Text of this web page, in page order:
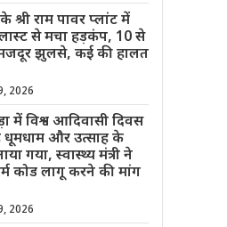
श्री राम पावर प्लांट में
से मचा हड़कंप, 10 से
मजदूर झुलसे, कई की हालत
2026
में विश्व आदिवासी दिवस
धूमधाम और उत्साह के
गया, स्वास्थ्य मंत्री ने
कोड लागू करने की मांग
2026